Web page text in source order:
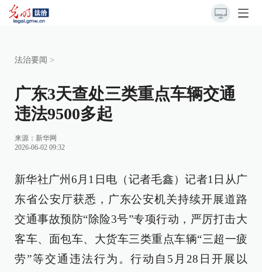
法治要闻 >
广东3天查处三类重点车辆交通
违法9500多起
来源： 新华网
2026-06-02 09:32
新华社广州6月1日电（记者毛鑫）记者1日从广
东省公安厅获悉，广东公安机关持续开展道路
交通事故预防“除险3号”专项行动，严厉打击大
客车、面包车、大货车三类重点车辆“三超一疲
劳”等交通违法行为。行动自5月28日开展以